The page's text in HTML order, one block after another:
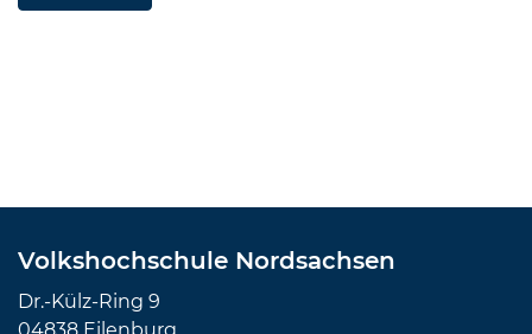
Volkshochschule Nordsachsen
Dr.-Külz-Ring 9